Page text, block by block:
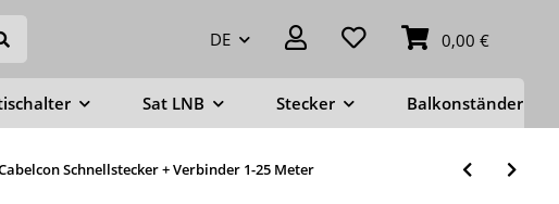
DE 0,00 €
Sat LNB Stecker Balkonständer
Schnellstecker + Verbinder 1-25 Meter